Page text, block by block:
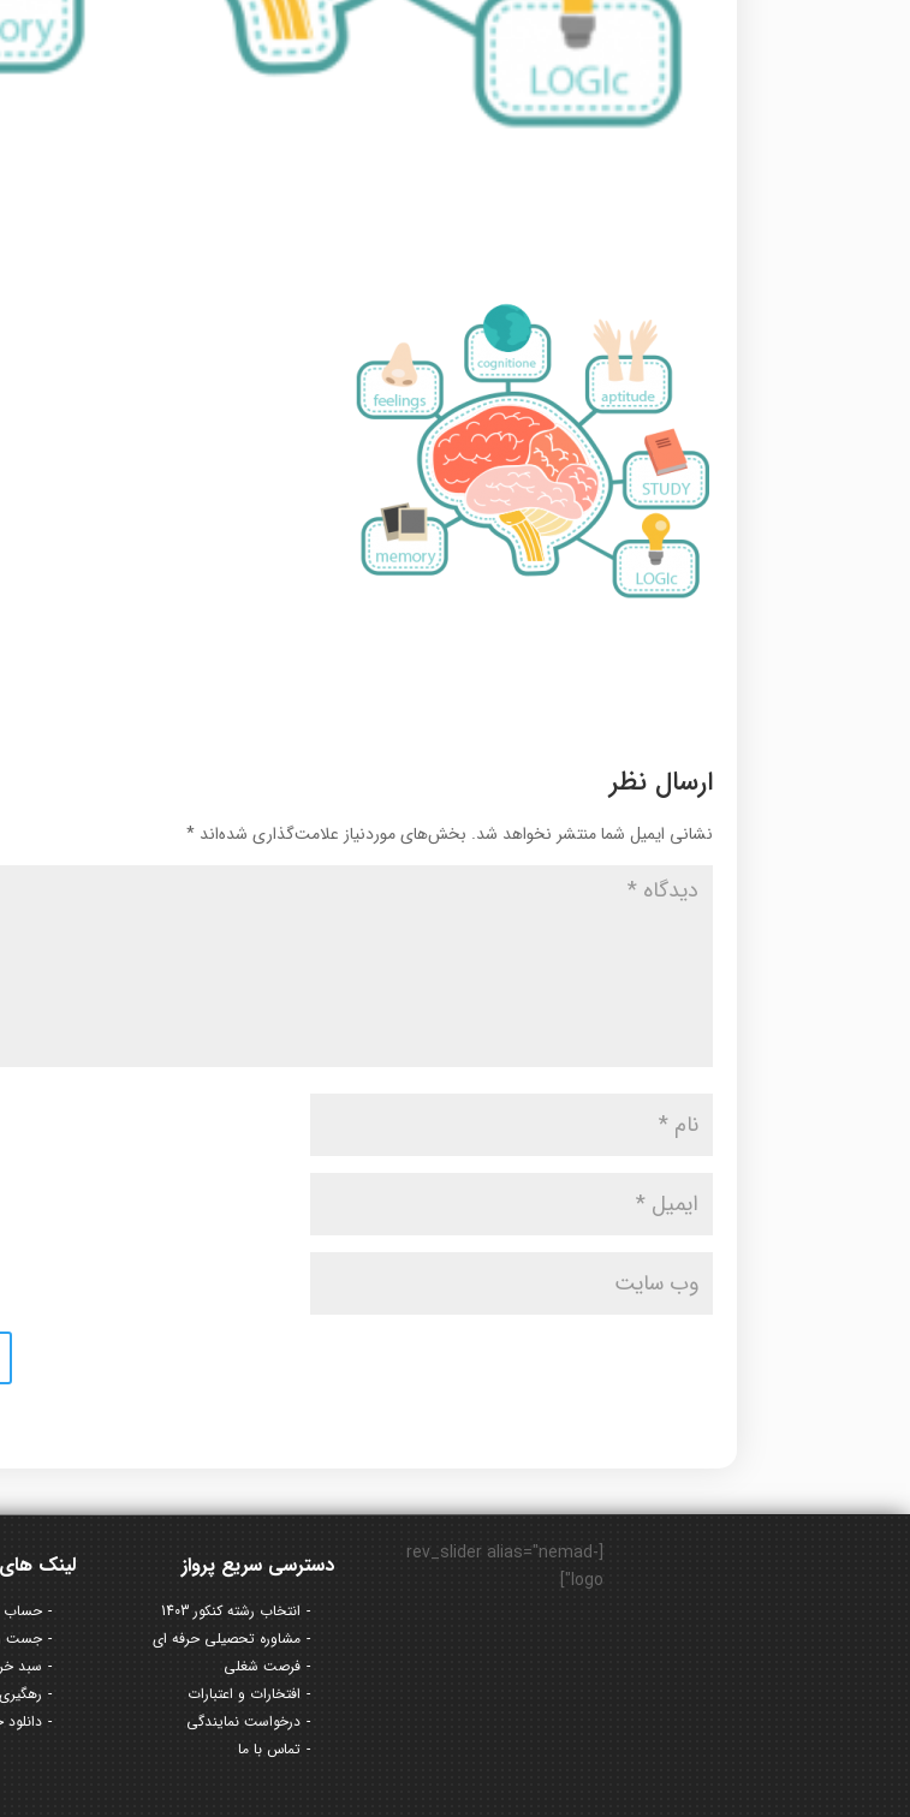
ارسال نظر
نشانی ایمیل شما منتشر نخواهد شد. بخش‌های موردنیاز علامت‌گذاری شده‌اند*
لینک
حساب
جست و
سبد
دسترسی سریع پرواز
انتخاب رشته کنکور 1403
مشاوره تحصیلی حرفه ای
فرصت شغلی
افتخارات و اعتبارات
درخواست نمایندگی
تماس با ما
[rev_slider alias="nemad-
logo"]